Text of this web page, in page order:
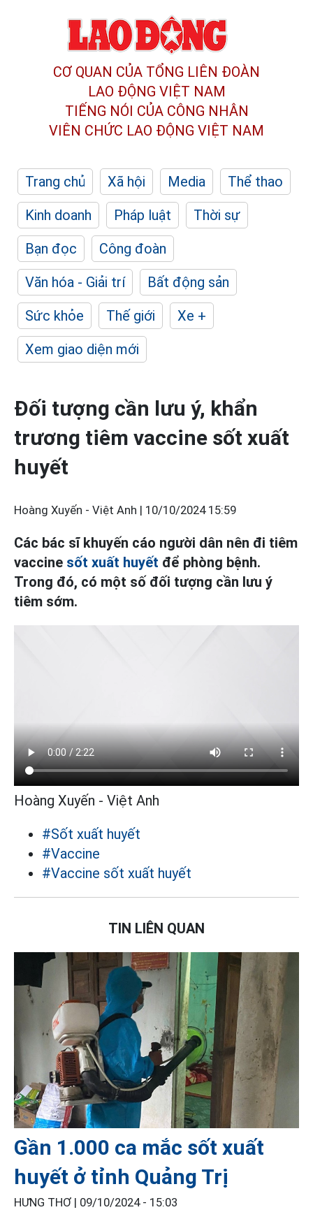
CƠ QUAN CỦA TỔNG LIÊN ĐOÀN
LAO ĐỘNG VIỆT NAM
TIẾNG NÓI CỦA CÔNG NHÂN
VIÊN CHỨC LAO ĐỘNG VIỆT NAM
Trang chủ Xã hội Media
Thể thao
Kinh doanh
Pháp luật
Thời sự
Bạn đọc
Công đoàn
Văn hóa - Giải trí
Bất động sản
Sức khỏe
Thế giới
Xe +
Xem giao diện mới
Đối tượng cần lưu ý, khẩn
trương tiêm vaccine sốt xuất
huyết
Hoàng Xuyến - Việt Anh | 10/10/2024 15:59
Các bác sĩ khuyến cáo người dân nên đi tiêm
vaccine sốt xuất huyết để phòng bệnh.
Trong đó, có một số đối tượng cần lưu ý
tiêm sớm.
Hoàng Xuyến - Việt Anh
#Sốt xuất huyết
#Vaccine
#Vaccine sốt xuất huyết
TIN LIÊN QUAN
Gần 1.000 ca mắc sốt xuất
huyết ở tỉnh Quảng Trị
HƯNG THƠ | 09/10/2024 - 15:03